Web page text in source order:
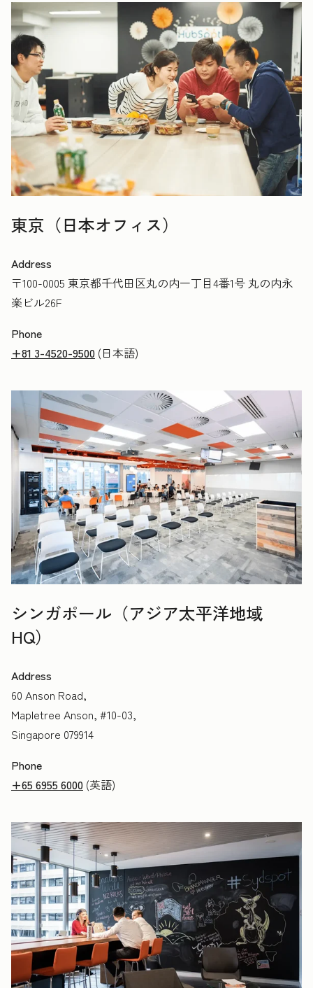
東京（日本オフィス）
Address
〒100-0005 東京都千代田区丸の内一丁目4番1号 丸の内永
楽ビル26F
Phone
+81 3-4520-9500 (日本語)
シンガポール（アジア太平洋地域
HQ）
Address
60 Anson Road,
Mapletree Anson, #10-03,
Singapore 079914
Phone
+65 6955 6000 (英語)